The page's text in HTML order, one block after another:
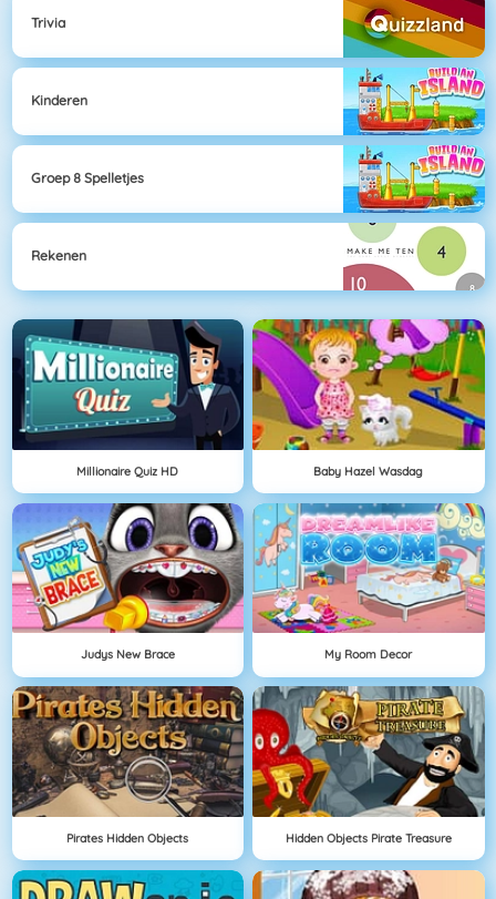
Trivia
Kinderen
Groep 8 Spelletjes
Rekenen
Millionaire Quiz HD Baby Hazel Wasdag
Judys New Brace My Room Decor
Pirates Hidden Objects Hidden Objects Pirate Treasure